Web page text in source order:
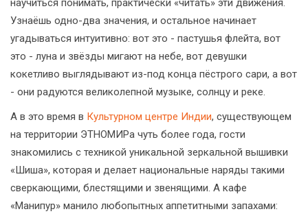
научиться понимать, практически «читать» эти движения.
Узнаёшь одно-два значения, и остальное начинает
угадываться интуитивно: вот это - пастушья флейта, вот
это - луна и звёзды мигают на небе, вот девушки
кокетливо выглядывают из-под конца пёстрого сари, а вот
- они радуются великолепной музыке, солнцу и реке.
А в это время в Культурном центре Индии, существующем
на территории ЭТНОМИРа чуть более года, гости
знакомились с техникой уникальной зеркальной вышивки
«Шиша», которая и делает национальные наряды такими
сверкающими, блестящими и звенящими. А кафе
«Манипур» манило любопытных аппетитными запахами: